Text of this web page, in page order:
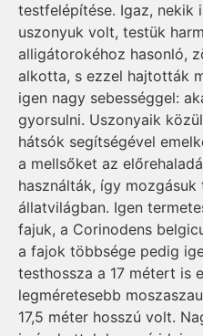
testfelépítése. Igaz, nekik
uszonyuk volt, testük
alligátorokéhoz hasonló,
alkotta, s ezzel hajtották
igen nagy sebességgel:
gyorsulni. Uszonyaik
hátsók segítségével
a mellsőket az
használták, így
állatvilágban. Igen
fajuk, a Corinodens
a fajok többsége pedig
testhossza a 17 métert is
legméretesebb
17,5 méter hosszú volt.